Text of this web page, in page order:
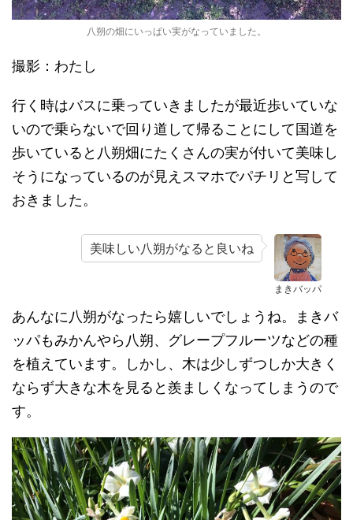
八朔の畑にいっぱい実がなっていました。
撮影：わたし
行く時はバスに乗っていきましたが最近歩いていな
いので乗らないで回り道して帰ることにして国道を
歩いていると八朔畑にたくさんの実が付いて美味し
そうになっているのが見えスマホでパチリと写して
おきました。
まきバッパ
美味しい八朔がなると良いね
あんなに八朔がなったら嬉しいでしょうね。まきバ
ッパもみかんやら八朔、グレープフルーツなどの種
を植えています。しかし、木は少しずつしか大きく
ならず大きな木を見ると羨ましくなってしまうので
す。